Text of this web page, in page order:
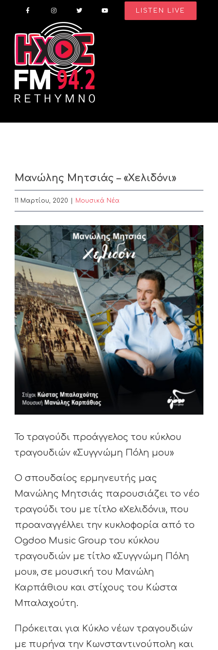
content
LISTEN LIVE
Μανώλης Μητσιάς – «Χελιδόνι»
11 Μαρτίου, 2020 Μουσικά Νέα
View
Larger
Image
Το τραγούδι προάγγελος του κύκλου
τραγουδιών «Συγγνώμη Πόλη μου»
Ο σπουδαίος ερμηνευτής μας
Μανώλης Μητσιάς παρουσιάζει το νέο
τραγούδι του με τίτλο «Χελιδόνι», που
προαναγγέλλει την κυκλοφορία από το
Ogdoo Music Group του κύκλου
τραγουδιών με τίτλο «Συγγνώμη Πόλη
μου», σε μουσική του Μανώλη
Καρπάθιου και στίχους του Κώστα
Μπαλαχούτη.
Πρόκειται για Κύκλο νέων τραγουδιών
με πυρήνα την Κωνσταντινούπολη και